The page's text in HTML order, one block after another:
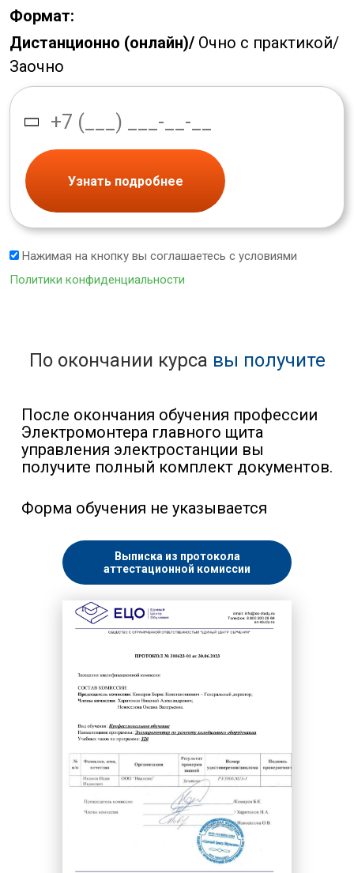
Формат:
Дистанционно (онлайн)/ Очно с практикой/
Заочно
Узнать подробнее
Нажимая на кнопку вы соглашаетесь с условиями
Политики конфиденциальности
По окончании курса вы получите
После окончания обучения профессии
Электромонтера главного щита
управления электростанции вы
получите полный комплект документов.
Форма обучения не указывается
Выписка из протокола
аттестационной комиссии